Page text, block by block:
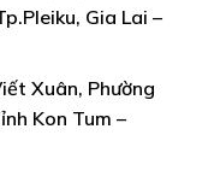
Gia Lai –
Xuân, Phường
Kon Tum –